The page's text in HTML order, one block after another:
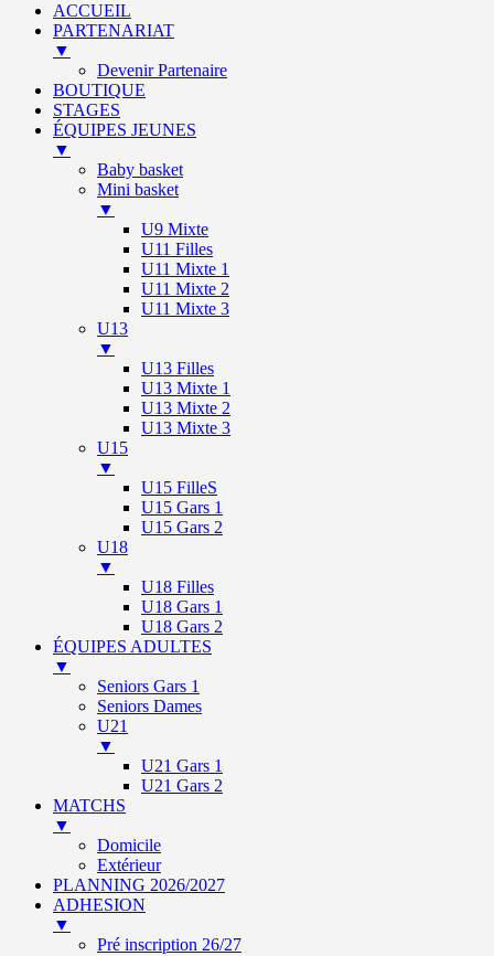
ACCUEIL
PARTENARIAT
▼
Devenir Partenaire
BOUTIQUE
STAGES
ÉQUIPES JEUNES
▼
Baby basket
Mini basket
▼
U9 Mixte
U11 Filles
U11 Mixte 1
U11 Mixte 2
U11 Mixte 3
U13
▼
U13 Filles
U13 Mixte 1
U13 Mixte 2
U13 Mixte 3
U15
▼
U15 FilleS
U15 Gars 1
U15 Gars 2
U18
▼
U18 Filles
U18 Gars 1
U18 Gars 2
ÉQUIPES ADULTES
▼
Seniors Gars 1
Seniors Dames
U21
▼
U21 Gars 1
U21 Gars 2
MATCHS
▼
Domicile
Extérieur
PLANNING 2026/2027
ADHESION
▼
Pré inscription 26/27